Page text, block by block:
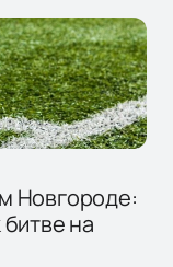
Новгороде:
на